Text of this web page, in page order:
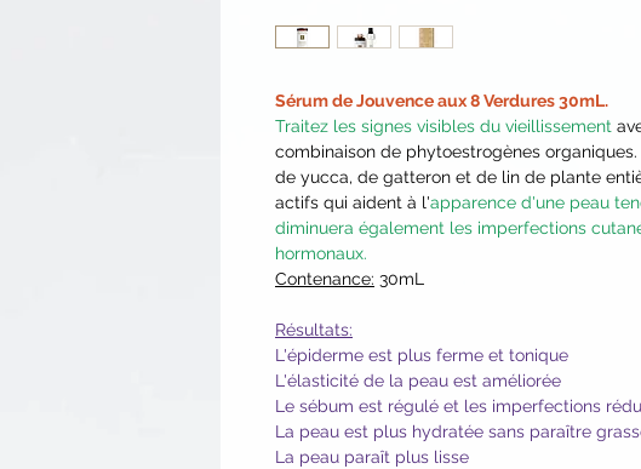
Sérum de Jouvence aux 8 Verdures 30mL.
Traitez les signes visibles du vieillissement
combinaison de phytoestrogènes
de yucca, de gatteron et de lin de plante
actifs qui aident à l'apparence d'une peau
diminuera également les imperfections
hormonaux.
Contenance: 30mL
Résultats:
L'épiderme est plus ferme et tonique
L'élasticité de la peau est améliorée
Le sébum est régulé et les imperfections
La peau est plus hydratée sans paraître
La peau paraît plus lisse